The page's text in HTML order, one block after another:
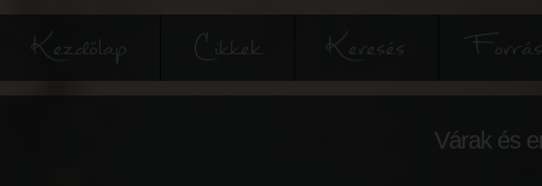
Kezdőlap Cikkek Keresés
Várak és